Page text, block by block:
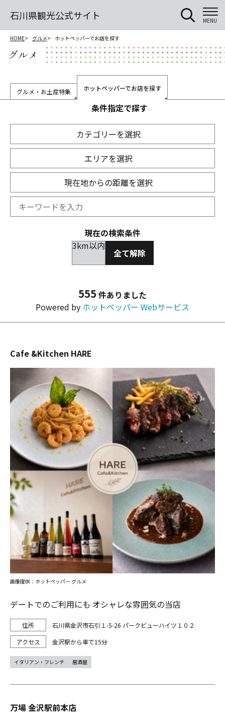
石川県観光公式サイト MENU
HOME グルメ ホットペッパーでお店を探す
グルメ
グルメ・お土産特集 ホットペッパーでお店を探す
条件指定で探す
カテゴリーを選択
エリアを選択
現在地からの距離を選択
現在の検索条件
3km以内
全て解除
555 件ありました
Powered by ホットペッパー Webサービス
Cafe &Kitchen HARE
デートでのご利用にも オシャレな雰囲気の当店
石川県金沢市石引１-5-26 パークビューハイツ１０２
金沢駅から車で15分
画像提供：ホットペッパー グルメ
イタリアン・フレンチ 居酒屋
万場 金沢駅前本店